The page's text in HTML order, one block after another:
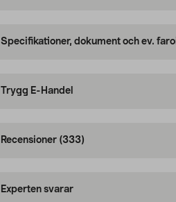
Specifikationer, dokument och ev.
Trygg E-Handel
Recensioner (333)
Experten svarar